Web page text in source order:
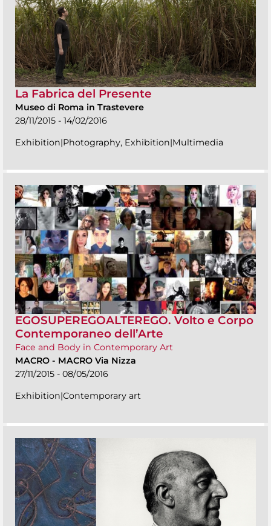
La Fabrica del Presente
Museo di Roma in Trastevere
28/11/2015 - 14/02/2016
Exhibition|Photography, Exhibition|Multimedia
EGOSUPEREGOALTEREGO. Volto e Corpo
Contemporaneo dell’Arte
Face and Body in Contemporary Art
MACRO - MACRO Via Nizza
27/11/2015 - 08/05/2016
Exhibition|Contemporary art